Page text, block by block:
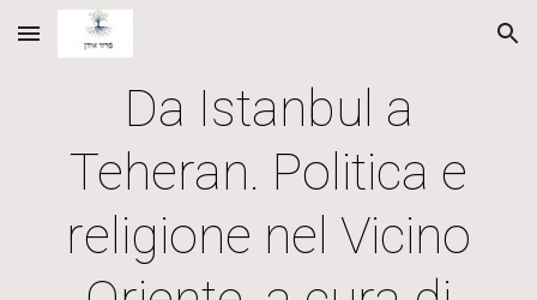
Skip to main content Skip to navigation
Da Istanbul a
Teheran. Politica e
religione nel Vicino